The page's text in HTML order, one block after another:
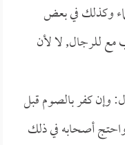
وكذلك في بعض
مع للرجال, لا لأن
وإن كفر بالصوم قبل
واحتج أصحابه في ذلك